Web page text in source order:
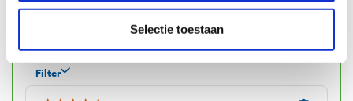
Selectie toestaan